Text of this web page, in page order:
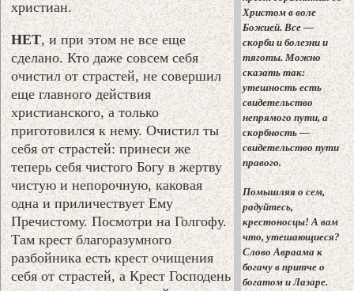
Христом в воле
Божией. Все —
скорби и болезни и
тяготы. Можно
сказать так:
утешность есть
свидетельство
непрямого пути, а
скорбность —
свидетельство пути
правого.
Помышляя о сем,
радуйтесь,
крестоносцы! А вам
что, утешающиеся?
Слово Авраама к
богачу в притче о
богатом и Лазаре.
христиан.
НЕТ, и при этом не все еще
сделано. Кто даже совсем себя
очистил от страстей, не совершил
еще главного действия
христианского, а только
приготовился к нему. Очистил ты
себя от страстей: принеси же
теперь себя чистого Богу в жертву
чистую и непорочную, каковая
одна и приличествует Ему
Пречистому. Посмотри на Голгофу.
Там крест благоразумного
разбойника есть крест очищения
себя от страстей, а Крест Господень